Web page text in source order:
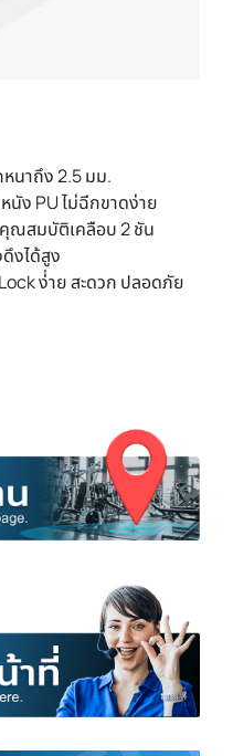
นาถึง 2.5 มม.
นัง PU ไม่ฉีกขาดง่าย
ณสมบัติเคลือบ 2 ชัน
งได้สูง
ง่่าย สะดวก ปลอดภัย